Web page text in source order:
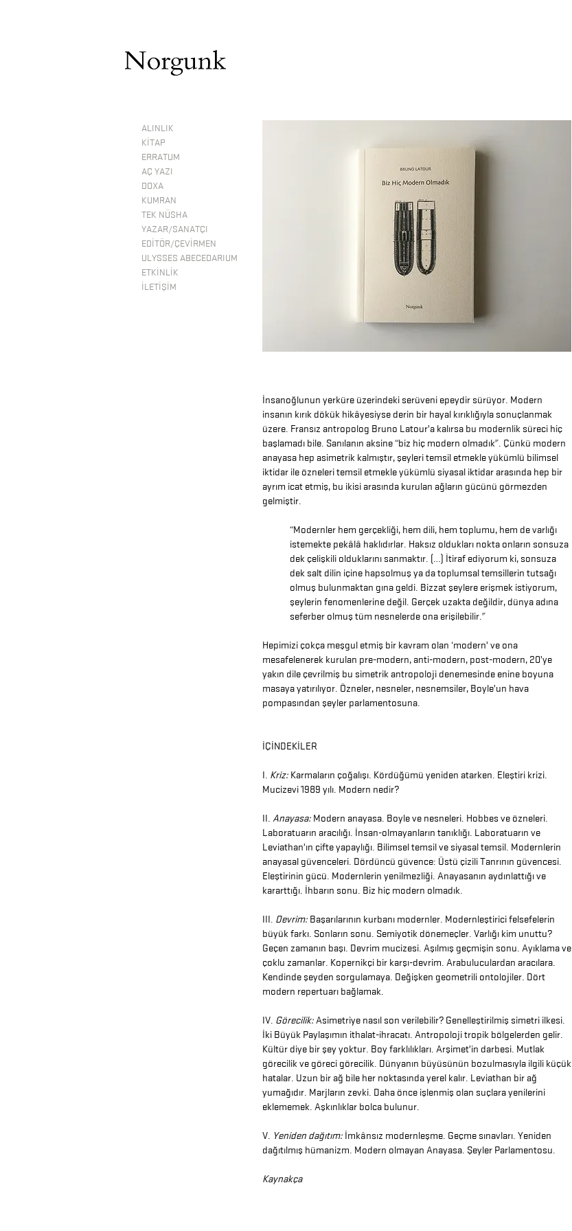
İnsanoğlunun yerküre üzerindeki serüveni epeydir sürüyor. Modern
insanın kırık dökük hikâyesiyse derin bir hayal kırıklığıyla sonuçlanmak
üzere. Fransız antropolog Bruno Latour’a kalırsa bu modernlik süreci hiç
başlamadı bile. Sanılanın aksine “biz hiç modern olmadık”. Çünkü modern
anayasa hep asimetrik kalmıştır, şeyleri temsil etmekle yükümlü bilimsel
iktidar ile özneleri temsil etmekle yükümlü siyasal iktidar arasında hep bir
ayrım icat etmiş, bu ikisi arasında kurulan ağların gücünü görmezden
gelmiştir.
“Modernler hem gerçekliği, hem dili, hem toplumu, hem de varlığı
istemekte pekâlâ haklıdırlar. Haksız oldukları nokta onların sonsuza
dek çelişkili olduklarını sanmaktır. (…) İtiraf ediyorum ki, sonsuza
dek salt dilin içine hapsolmuş ya da toplumsal temsillerin tutsağı
olmuş bulunmaktan gına geldi. Bizzat şeylere erişmek istiyorum,
şeylerin fenomenlerine değil. Gerçek uzakta değildir, dünya adına
seferber olmuş tüm nesnelerde ona erişilebilir.”
Hepimizi çokça meşgul etmiş bir kavram olan ‘modern’ ve ona
mesafelenerek kurulan pre-modern, anti-modern, post-modern, 20’ye
yakın dile çevrilmiş bu simetrik antropoloji denemesinde enine boyuna
masaya yatırılıyor. Özneler, nesneler, nesnemsiler, Boyle’un hava
pompasından şeyler parlamentosuna.
İÇİNDEKİLER
I. Kriz: Karmaların çoğalışı. Kördüğümü yeniden atarken. Eleştiri krizi.
Mucizevi 1989 yılı. Modern nedir?
II. Anayasa: Modern anayasa. Boyle ve nesneleri. Hobbes ve özneleri.
Laboratuarın aracılığı. İnsan-olmayanların tanıklığı. Laboratuarın ve
Leviathan’ın çifte yapaylığı. Bilimsel temsil ve siyasal temsil. Modernlerin
anayasal güvenceleri. Dördüncü güvence: Üstü çizili Tanrının güvencesi.
Eleştirinin gücü. Modernlerin yenilmezliği. Anayasanın aydınlattığı ve
kararttığı. İhbarın sonu. Biz hiç modern olmadık.
III. Devrim: Başarılarının kurbanı modernler. Modernleştirici felsefelerin
büyük farkı. Sonların sonu. Semiyotik dönemeçler. Varlığı kim unuttu?
Geçen zamanın başı. Devrim mucizesi. Aşılmış geçmişin sonu. Ayıklama ve
çoklu zamanlar. Kopernikçi bir karşı-devrim. Arabuluculardan aracılara.
Kendinde şeyden sorgulamaya. Değişken geometrili ontolojiler. Dört
modern repertuarı bağlamak.
IV. Görecilik:Asimetriye nasıl son verilebilir? Genelleştirilmiş simetri ilkesi.
İki Büyük Paylaşımın ithalat-ihracatı. Antropoloji tropik bölgelerden gelir.
Kültür diye bir şey yoktur. Boy farklılıkları. Arşimet’in darbesi. Mutlak
görecilik ve göreci görecilik. Dünyanın büyüsünün bozulmasıyla ilgili küçük
hatalar. Uzun bir ağ bile her noktasında yerel kalır. Leviathan bir ağ
yumağıdır. Marjların zevki. Daha önce işlenmiş olan suçlara yenilerini
eklememek. Aşkınlıklar bolca bulunur.
V. Yeniden dağıtım: İmkânsız modernleşme. Geçme sınavları. Yeniden
dağıtılmış hümanizm. Modern olmayan Anayasa. Şeyler Parlamentosu.
Kaynakça
ALINLIK
KİTAP
ERRATUM
AÇ YAZI
DOXA
KUMRAN
TEK NÜSHA
YAZAR/SANATÇI
EDİTÖR/ÇEVİRMEN
ULYSSES ABECEDARIUM
ETKİNLİK
İLETİŞİM